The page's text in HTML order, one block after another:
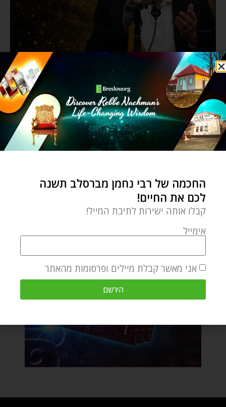
החכמה של רבי נחמן מברסלב תשנה
לכם את החיים!
קבלו אותה ישירות לתיבת המייל!
אימייל
אני מאשר קבלת מיילים ופרסומות מהאתר
הירשם